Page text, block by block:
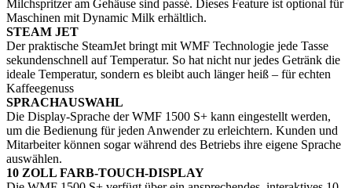
Milchspritzer am Gehäuse sind passé. Dieses Feature ist optional für
Maschinen mit Dynamic Milk erhältlich.
STEAM JET
Der praktische SteamJet bringt mit WMF Technologie jede Tasse
sekundenschnell auf Temperatur. So hat nicht nur jedes Getränk die
ideale Temperatur, sondern es bleibt auch länger heiß – für echten
Kaffeegenuss
SPRACHAUSWAHL
Die Display-Sprache der WMF 1500 S+ kann eingestellt werden,
um die Bedienung für jeden Anwender zu erleichtern. Kunden und
Mitarbeiter können sogar während des Betriebs ihre eigene Sprache
auswählen.
10 ZOLL FARB-TOUCH-DISPLAY